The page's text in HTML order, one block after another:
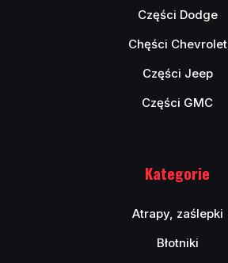
Części Dodge
Chęści Chevrolet
Części Jeep
Części GMC
Kategorie
Atrapy, zaślepki
Błotniki